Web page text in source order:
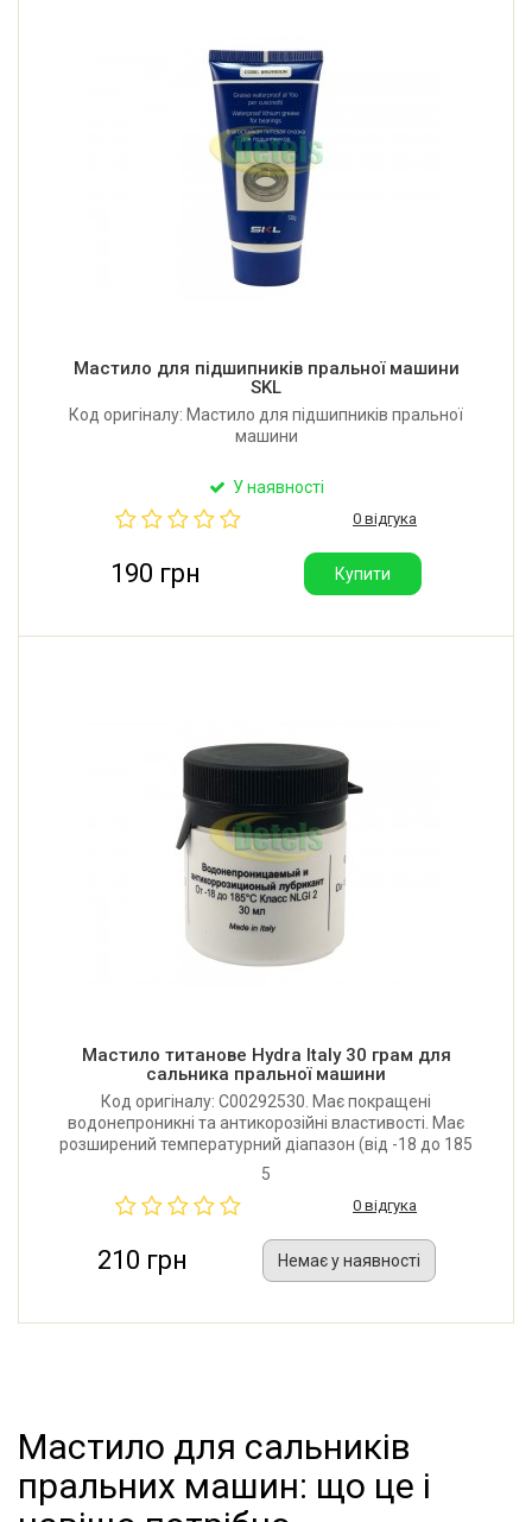
Мастило для підшипників пральної машини
SKL
Код оригіналу: Мастило для підшипників пральної
машини
У наявності
0 відгука
190 грн Купити
Мастило титанове Hydra Italy 30 грам для
сальника пральної машини
Код оригіналу: C00292530. Має покращені
водонепроникні та антикорозійні властивості. Має
розширений температурний діапазон (від -18 до 185
° C) та адгезію. Об'єм: 30 грам. Виробник: Італія.
5
0 відгука
210 грн Немає у наявності
Мастило для сальників
пральних машин: що це і